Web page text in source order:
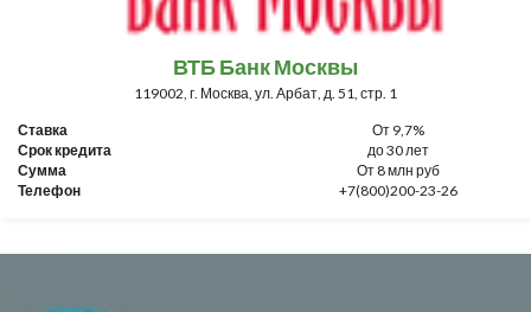
ВТБ Банк Москвы
119002, г. Москва, ул. Арбат, д. 51, стр. 1
Ставка
От 9,7%
Срок кредита
до 30 лет
Сумма
От 8 млн руб
Телефон
+7(800)200-23-26